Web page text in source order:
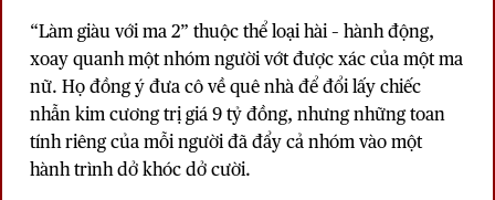
“Làm giàu với ma 2” thuộc thể loại hài – hành động,
xoay quanh một nhóm người vớt được xác của một ma
nữ. Họ đồng ý đưa cô về quê nhà để đổi lấy chiếc
nhẫn kim cương trị giá 9 tỷ đồng, nhưng những toan
tính riêng của mỗi người đã đẩy cả nhóm vào một
hành trình dở khóc dở cười.